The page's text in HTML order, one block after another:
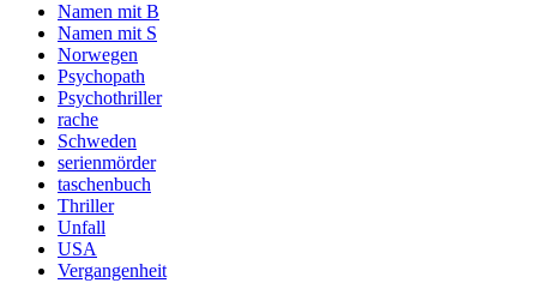
Namen mit B
Namen mit S
Norwegen
Psychopath
Psychothriller
rache
Schweden
serienmörder
taschenbuch
Thriller
Unfall
USA
Vergangenheit